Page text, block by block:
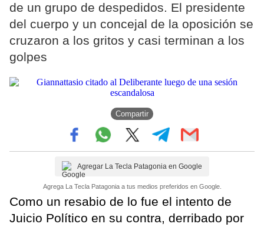
de un grupo de despedidos. El presidente
del cuerpo y un concejal de la oposición se
cruzaron a los gritos y casi terminan a los
golpes
Compartir
Agregar La Tecla Patagonia en Google
Agrega La Tecla Patagonia a tus medios preferidos en Google.
Como un resabio de lo fue el intento de
Juicio Político en su contra, derribado por